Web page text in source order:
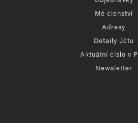
Mé členství
Adresy
Detaily účtu
Aktuální číslo v
Newsletter